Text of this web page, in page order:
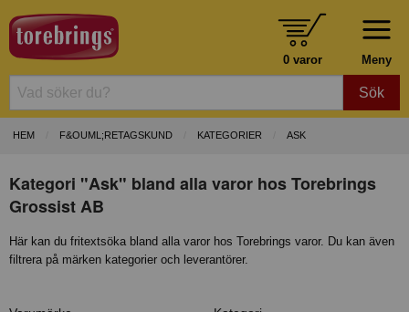
Meny
0 varor
Sök
HEM F&OUML;RETAGSKUND KATEGORIER ASK
Kategori "Ask" bland alla varor hos Torebrings
Grossist AB
Här kan du fritextsöka bland alla varor hos Torebrings varor. Du kan även
filtrera på märken kategorier och leverantörer.